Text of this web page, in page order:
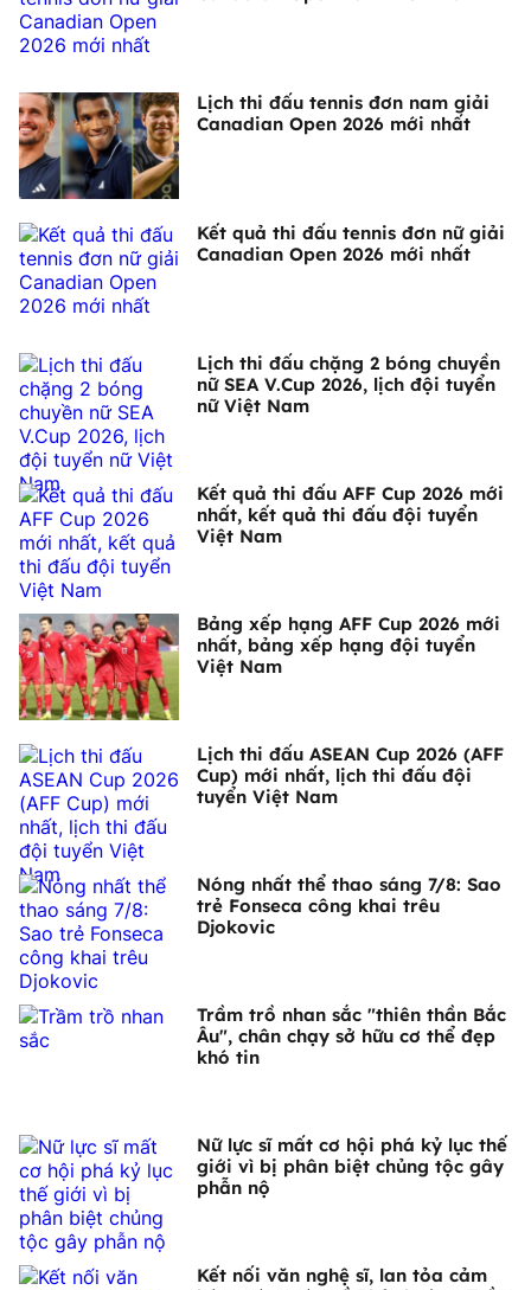
Lịch thi đấu tennis đơn nam giải
Canadian Open 2026 mới nhất
Kết quả thi đấu tennis đơn nữ giải
Canadian Open 2026 mới nhất
Lịch thi đấu chặng 2 bóng chuyền
nữ SEA V.Cup 2026, lịch đội tuyển
nữ Việt Nam
Kết quả thi đấu AFF Cup 2026 mới
nhất, kết quả thi đấu đội tuyển
Việt Nam
Bảng xếp hạng AFF Cup 2026 mới
nhất, bảng xếp hạng đội tuyển
Việt Nam
Lịch thi đấu ASEAN Cup 2026 (AFF
Cup) mới nhất, lịch thi đấu đội
tuyển Việt Nam
Nóng nhất thể thao sáng 7/8: Sao
trẻ Fonseca công khai trêu
Djokovic
Trầm trồ nhan sắc "thiên thần Bắc
Âu", chân chạy sở hữu cơ thể đẹp
khó tin
Nữ lực sĩ mất cơ hội phá kỷ lục thế
giới vì bị phân biệt chủng tộc gây
phẫn nộ
Kết nối văn nghệ sĩ, lan tỏa cảm